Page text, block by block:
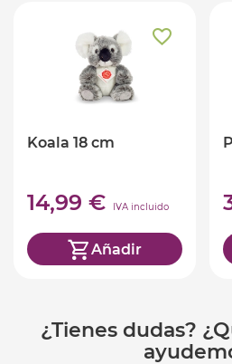
Koala 18 cm
14,99 € IVA incluido
Añadir
¿Tienes dudas?